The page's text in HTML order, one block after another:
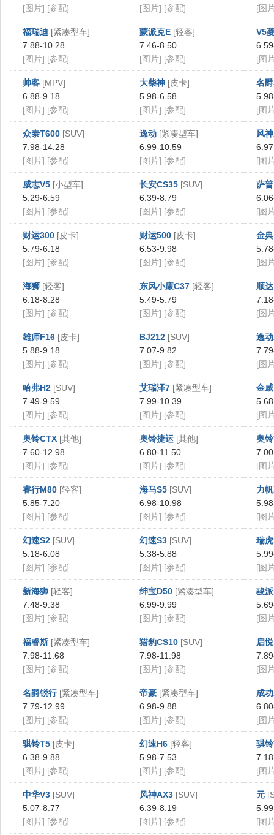
[图片] [参配]
[图片] [参配]
[图
福瑞迪 [紧凑型车]
7.88-10.28
[图片] [参配]
蒙派克E [轻客]
7.46-8.50
[图片] [参配]
V5
[图
帅客 [MPV]
6.88-9.18
[图片] [参配]
大柴神 [皮卡]
5.98-6.58
[图片] [参配]
名
[图
众泰T600 [SUV]
7.98-14.28
[图片] [参配]
逸动 [紧凑型车]
6.99-10.59
[图片] [参配]
风
[图
威志V5 [小型车]
5.29-6.59
[图片] [参配]
长安CS35 [SUV]
6.39-8.79
[图片] [参配]
萨普
[图
财运300 [皮卡]
5.79-6.18
[图片] [参配]
财运500 [皮卡]
6.53-9.98
[图片] [参配]
金典
[图
海狮 [轻客]
6.18-8.28
[图片] [参配]
东风小康C37 [轻客]
5.49-5.79
[图片] [参配]
顺达
[图
雄师F16 [皮卡]
5.88-9.18
[图片] [参配]
BJ212 [SUV]
7.07-9.82
[图片] [参配]
逸
[图
哈弗H2 [SUV]
7.49-9.59
[图片] [参配]
艾瑞泽7 [紧凑型车]
7.99-10.39
[图片] [参配]
金威
[图
奥铃CTX [其他]
7.60-12.98
[图片] [参配]
奥铃捷运 [其他]
6.80-11.50
[图片] [参配]
奥
[图
睿行M80 [轻客]
5.85-7.20
[图片] [参配]
海马S5 [SUV]
6.98-10.98
[图片] [参配]
力
[图
幻速S2 [SUV]
5.18-6.08
[图片] [参配]
幻速S3 [SUV]
5.38-5.88
[图片] [参配]
瑞
[图
新海狮 [轻客]
7.48-9.38
[图片] [参配]
绅宝D50 [紧凑型车]
6.99-9.99
[图片] [参配]
骏
[图
福睿斯 [紧凑型车]
7.98-11.68
[图片] [参配]
猎豹CS10 [SUV]
7.98-11.98
[图片] [参配]
启悦
[图
名爵锐行 [紧凑型车]
7.79-12.99
[图片] [参配]
帝豪 [紧凑型车]
6.98-9.88
[图片] [参配]
成
[图
骐铃T5 [皮卡]
6.38-9.88
[图片] [参配]
幻速H6 [轻客]
5.98-7.53
[图片] [参配]
骐
[图
中华V3 [SUV]
5.07-8.77
[图片] [参配]
风神AX3 [SUV]
6.39-8.19
[图片] [参配]
元
[图